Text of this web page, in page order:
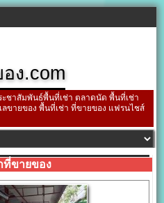
ง.com
ชาสัมพันธ์พื้นที่เช่า ตลาดนัด พื้นที่เช่า
ขายของ พื้นที่เช่า ที่ขายของ แฟรนไชส์
ที่ขายของ